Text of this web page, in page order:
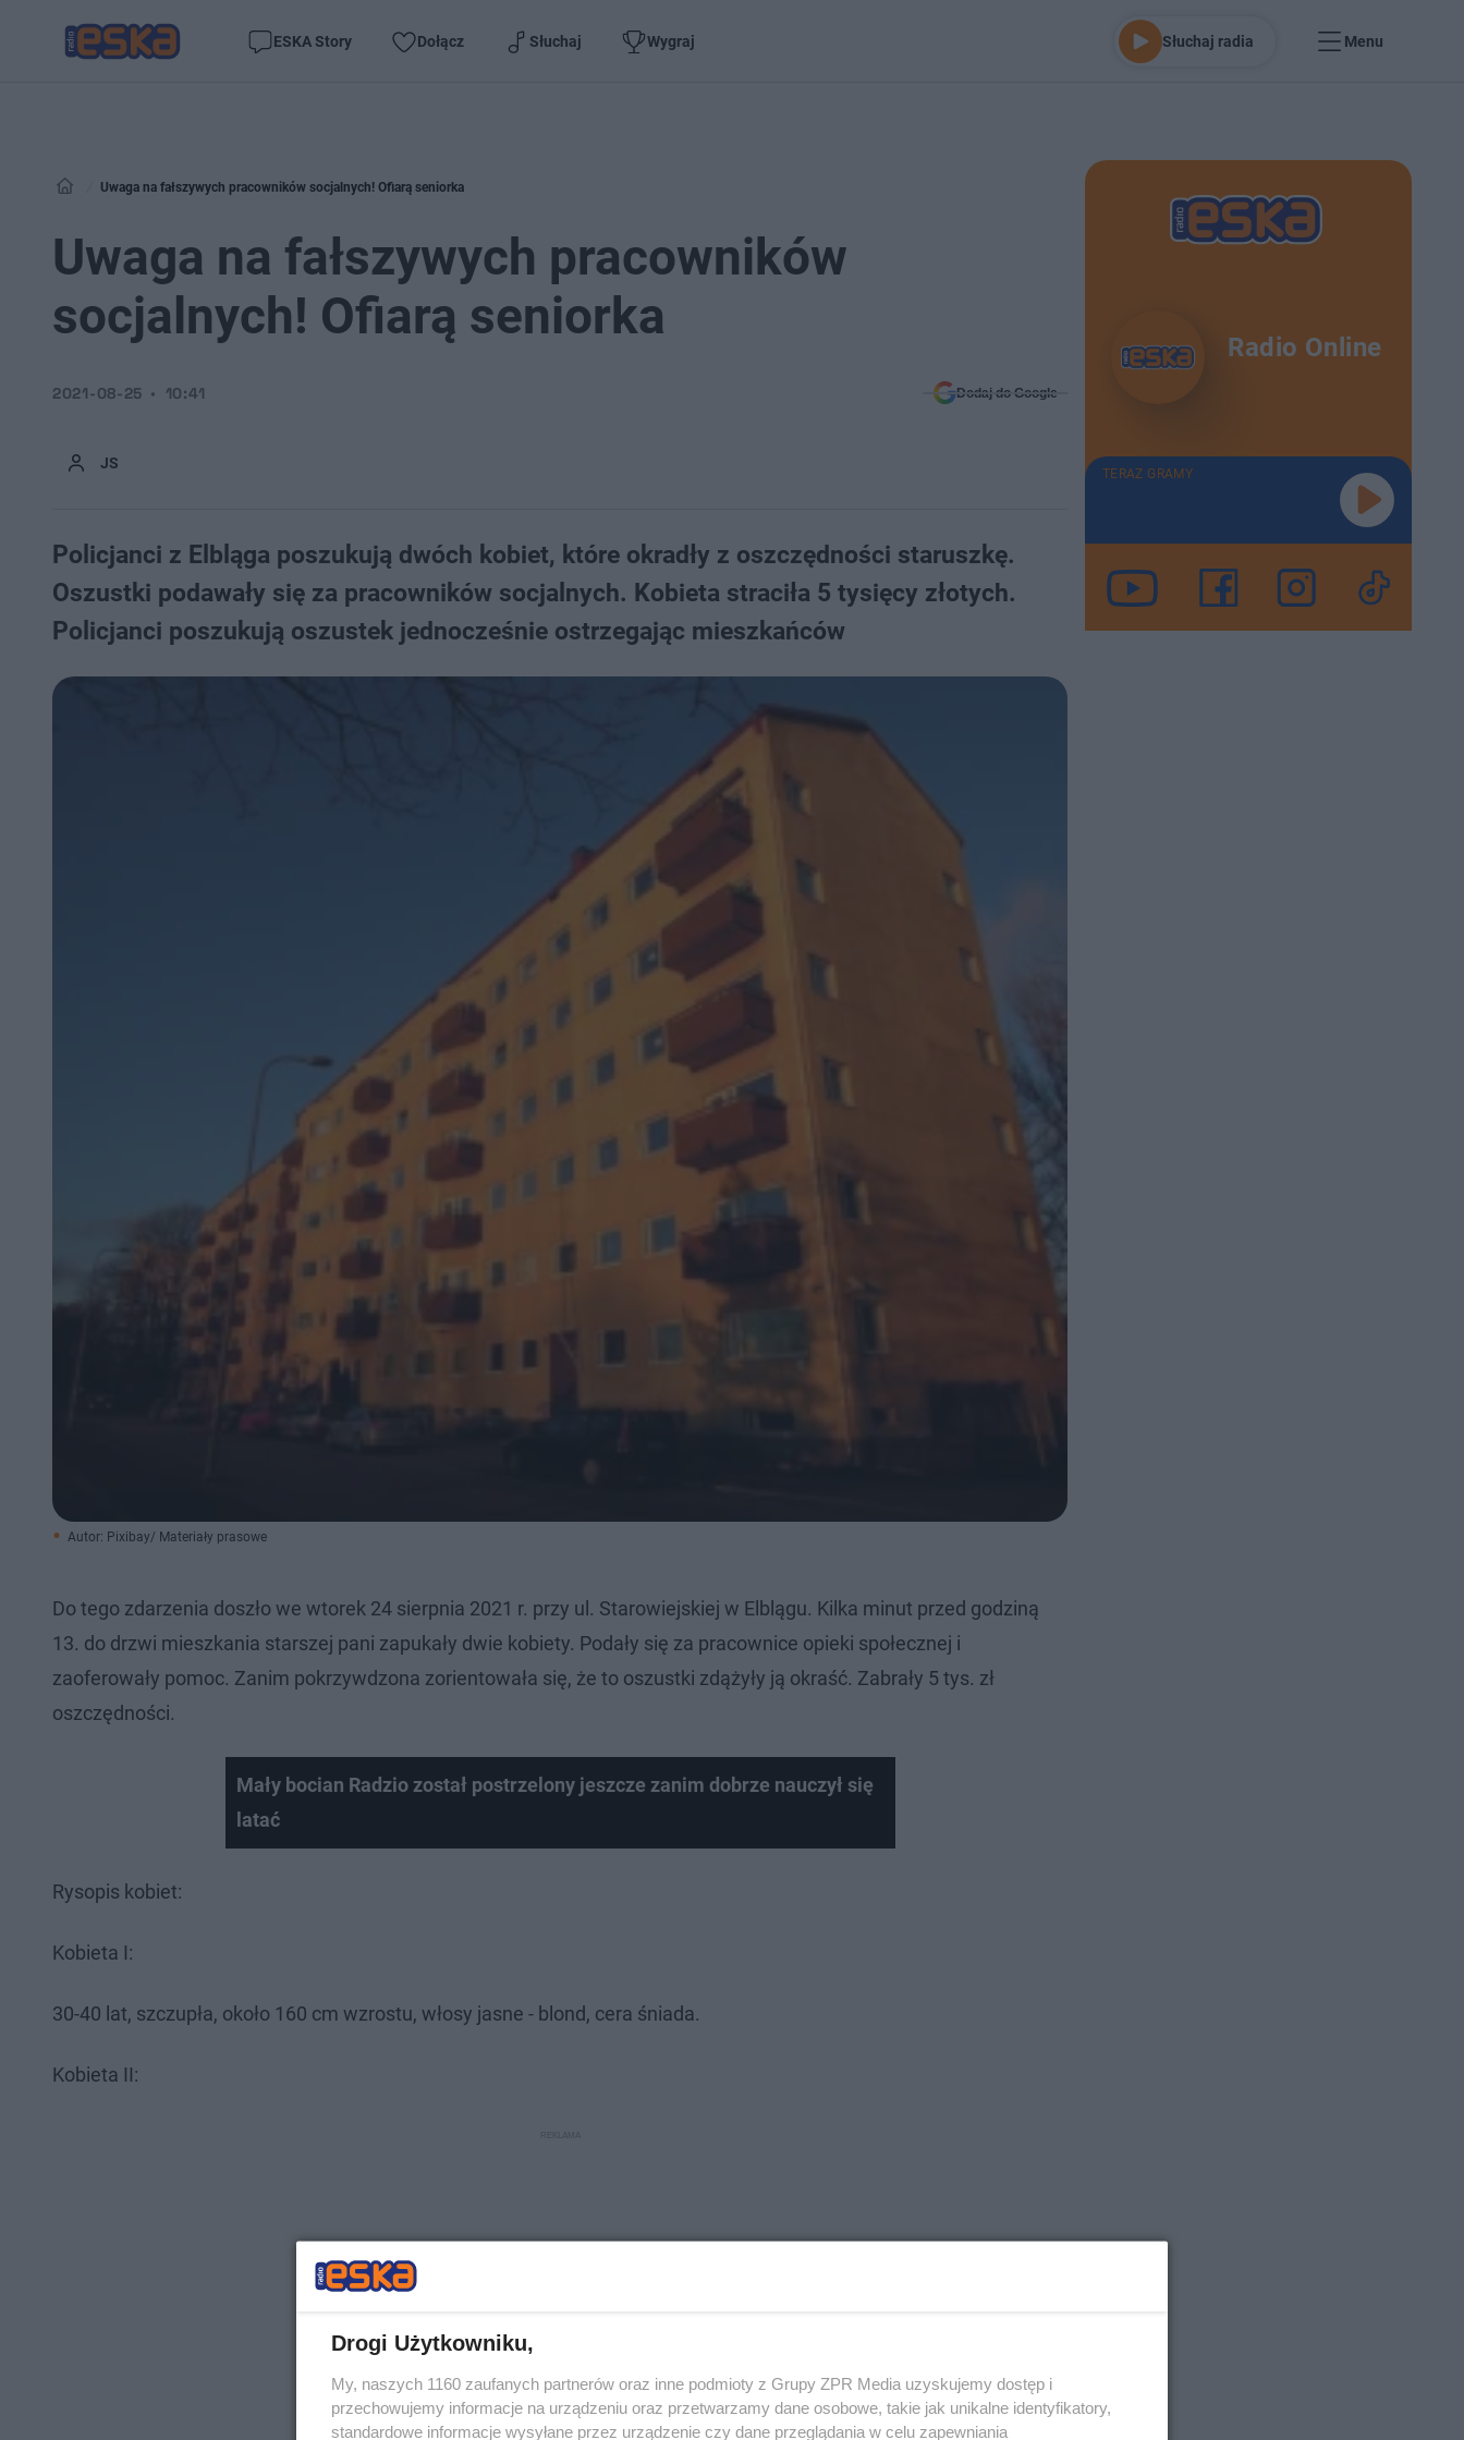
ESKA Story Dołącz Słuchaj Wygraj Słuchaj radia Menu
Uwaga na fałszywych pracowników socjalnych! Ofiarą seniorka
Uwaga na fałszywych pracowników
socjalnych! Ofiarą seniorka
JS
2021-08-25 10:41 Dodaj do Google
Policjanci z Elbląga poszukują dwóch kobiet, które okradły z oszczędności staruszkę.
Oszustki podawały się za pracowników socjalnych. Kobieta straciła 5 tysięcy złotych.
Policjanci poszukują oszustek jednocześnie ostrzegając mieszkańców
Autor: Pixibay/ Materiały prasowe
Do tego zdarzenia doszło we wtorek 24 sierpnia 2021 r. przy ul. Starowiejskiej w Elblągu. Kilka minut przed godziną
13. do drzwi mieszkania starszej pani zapukały dwie kobiety. Podały się za pracownice opieki społecznej i
zaoferowały pomoc. Zanim pokrzywdzona zorientowała się, że to oszustki zdążyły ją okraść. Zabrały 5 tys. zł
oszczędności.
Mały bocian Radzio został postrzelony jeszcze zanim dobrze nauczył się
latać
Rysopis kobiet:
Kobieta I:
30-40 lat, szczupła, około 160 cm wzrostu, włosy jasne - blond, cera śniada.
Kobieta II:
Radio Online
TERAZ GRAMY
Drogi Użytkowniku,
My, naszych 1160 zaufanych partnerów oraz inne podmioty z Grupy ZPR Media uzyskujemy dostęp i
przechowujemy informacje na urządzeniu oraz przetwarzamy dane osobowe, takie jak unikalne identyfikatory,
standardowe informacje wysyłane przez urządzenie czy dane przeglądania w celu zapewniania